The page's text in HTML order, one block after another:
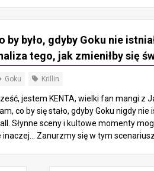
są Saiyanie? Zrozumienie ich
otężna rasa wojowników w świecie
podróżującą w kosmosie, która podbiła
planeta Vegeta. Jak sugeruje ich nazwa,
z najbardziej niezwykłych aspektów
w jaki ewoluują ich zdolności.
także półkrwi, którzy są potomkami
zdolność przekształcania się w
by było, gdyby Goku nie
tego, jak zmieniłby się
Goku Krillin
jestem KENTA, wielki fan mangi z
co by się stało, gdyby Goku nigdy nie
Słynne sceny i kultowe momenty
inaczej… Zanurzmy się w tym